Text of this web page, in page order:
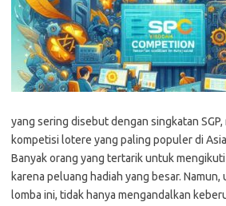
yang sering disebut dengan singkatan
kompetisi lotere yang paling populer di
Banyak orang yang tertarik untuk
karena peluang hadiah yang besar.
lomba ini, tidak hanya mengandalkan